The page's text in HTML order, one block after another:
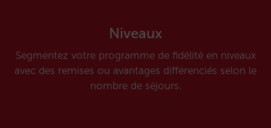
Niveaux
Segmentez votre programme de fidélité en niveaux
avec des remises ou avantages différenciés selon le
nombre de séjours.